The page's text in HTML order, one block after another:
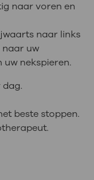
naar voren en
naar links
uw
nekspieren.
dag.
beste stoppen.